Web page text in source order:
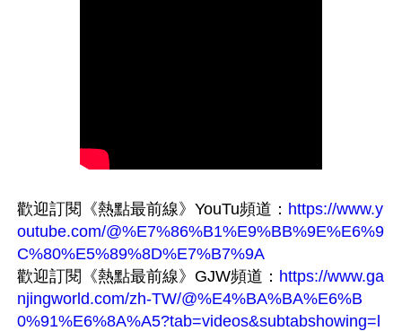
歡迎訂閱《熱點最前線》YouTu頻道： https://www.y
outube.com/@%E7%86%B1%E9%BB%9E%E6%9
C%80%E5%89%8D%E7%B7%9A
歡迎訂閱《熱點最前線》GJW頻道： https://www.ga
njingworld.com/zh-TW/@%E4%BA%BA%E6%B
0%91%E6%8A%A5?tab=videos&subtabshowing=l